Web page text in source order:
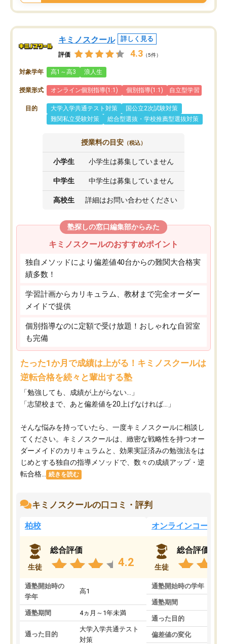
キミノスクール 詳しく見る
評価 4.3 （5件）
対象学年 高1～高3 浪人生
授業形式 オンライン個別指導(1:1) 個別指導(1:1) 自立型学習
目的 大学入学共通テスト対策
国公立2次試験対策
難関私立受験対策
総合型選抜・学校推薦型選抜対策
授業料の目安 （税込）
小学生 小学生は募集していません
中学生 中学生は募集していません
高校生 詳細はお問い合わせください
塾探しの窓口編集部からみた
キミノスクールのおすすめポイント
独自メソッドにより偏差値40台からの難関大合格実
績多数！
学習計画からカリキュラム、教材まで完全オーダー
メイドで提供
個別指導なのに定額で受け放題！おしゃれな自習室
も完備
たった1か月で成績は上がる！キミノスクールは
逆転合格を続々と輩出する塾
「勉強しても、成績が上がらない…」
「志望校まで、あと偏差値を20上げなければ…」
そんな悩みを持っていたら、一度キミノスクールに相談し
てください。キミノスクールは、緻密な戦略性を持つオー
ダーメイドのカリキュラムと、効果実証済みの勉強法をは
じめとする独自の指導メソッドで、数々の成績アップ・逆
転合格...
続きを読む
キミノスクールの口コミ・評判
柏校
生徒
総合評価
4.2
通塾開始時の
学年
高1
通塾期間 4ヵ月～1年未満
通った目的
大学入学共通テスト
対策
オンラインコース
生徒
総合評価
通塾開始時の学年
通塾期間
通った目的
偏差値の変化